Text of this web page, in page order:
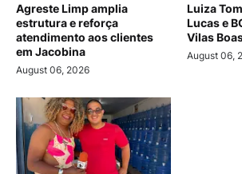
Agreste Limp amplia
estrutura e reforça
atendimento aos clientes
em Jacobina
August 06, 2026
Luiza
Lucas e
Vilas
August 06,